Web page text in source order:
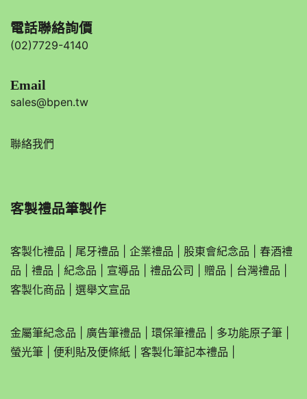
電話聯絡詢價
(02)7729-4140
Email
sales@bpen.tw
聯絡我們
客製禮品筆製作
客製化禮品 尾牙禮品 企業禮品 股東會紀念品
春酒禮
品
禮品 紀念品 宣導品 禮品公司 贈品 台灣禮品
客製化商品
選舉文宣品
金屬筆紀念品 廣告筆禮品 環保筆禮品 多功能原子筆
螢光筆
便利貼及便條紙 客製化筆記本禮品